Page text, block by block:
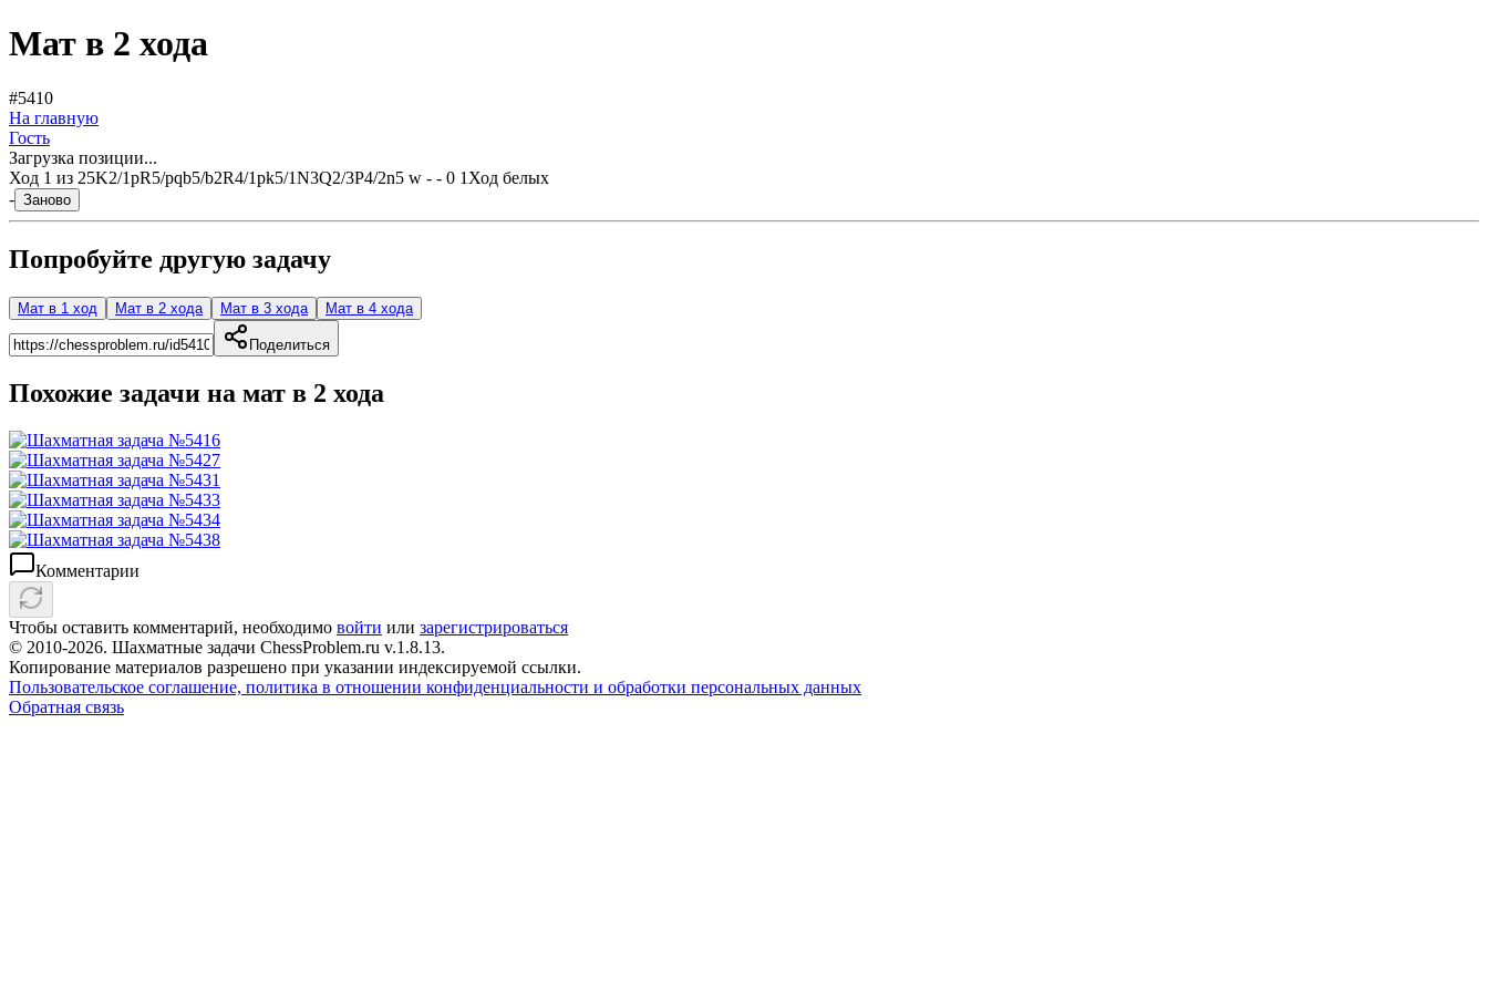
Мат в 2 хода
#5410
На главную
Гость
Загрузка позиции...
Ход 1 из 25K2/1pR5/pqb5/b2R4/1pk5/1N3Q2/3P4/2n5 w - - 0 1 Ход белых
- Заново
Попробуйте другую задачу
Мат в 1 ход Мат в 2 хода Мат в 3 хода Мат в 4 хода
Поделиться
Похожие задачи на мат в 2 хода
Комментарии
Чтобы оставить комментарий, необходимо войти или зарегистрироваться
© 2010-2026. Шахматные задачи ChessProblem.ru v.1.8.13.
Копирование материалов разрешено при указании индексируемой ссылки.
Пользовательское соглашение, политика в отношении конфиденциальности и обработки персональных данных
Обратная связь